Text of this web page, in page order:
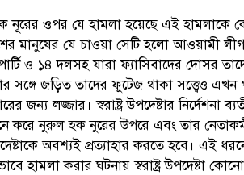
নূরের ওপর যে হামলা হয়েছে এই হামলাকে
মানুষের যে চাওয়া সেটি হলো আওয়ামী
ও ১৪ দলসহ যারা ফ্যাসিবাদের দোসর
সঙ্গে জড়িত তাদের ফুটেজ থাকা সত্ত্বেও এখন
জন্য লজ্জার। স্বরাষ্ট্র উপদেষ্টার
করে নুরুল হক নুরের উপরে এবং তার
অবশ্যই প্রত্যাহার করতে হবে। এই
হামলা করার ঘটনায় স্বরাষ্ট্র উপদেষ্টা কোনো